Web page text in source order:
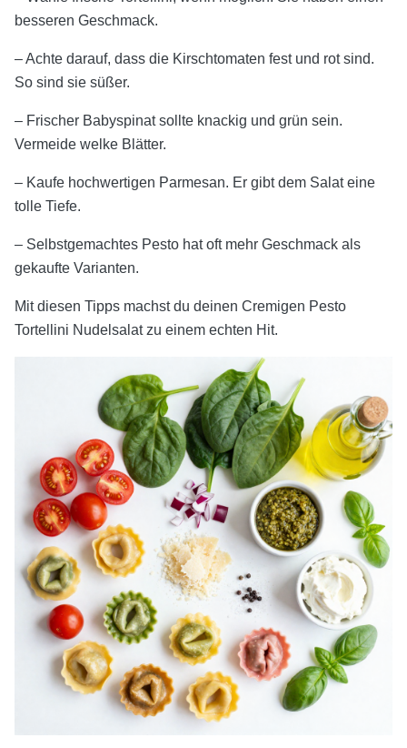
besseren Geschmack.
– Achte darauf, dass die Kirschtomaten fest und rot sind.
So sind sie süßer.
– Frischer Babyspinat sollte knackig und grün sein.
Vermeide welke Blätter.
– Kaufe hochwertigen Parmesan. Er gibt dem Salat eine
tolle Tiefe.
– Selbstgemachtes Pesto hat oft mehr Geschmack als
gekaufte Varianten.
Mit diesen Tipps machst du deinen Cremigen Pesto
Tortellini Nudelsalat zu einem echten Hit.